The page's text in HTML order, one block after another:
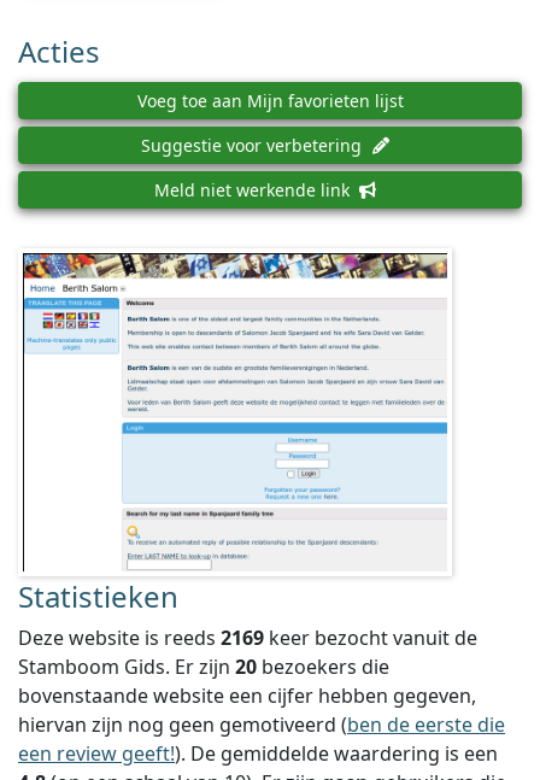
Acties
Voeg toe aan Mijn favorieten lijst
Suggestie voor verbetering
Meld niet werkende link
Statistieken
Deze website is reeds 2169 keer bezocht vanuit de
Stamboom Gids. Er zijn 20 bezoekers die
bovenstaande website een cijfer hebben gegeven,
hiervan zijn nog geen gemotiveerd (ben de eerste die
een review geeft!). De gemiddelde waardering is een